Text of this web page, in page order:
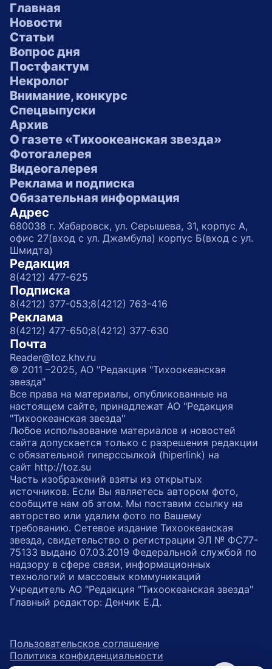
Главная
Новости
Статьи
Вопрос дня
Постфактум
Некролог
Внимание, конкурс
Спецвыпуски
Архив
О газете «Тихоокеанская звезда»
Фотогалерея
Видеогалерея
Реклама и подписка
Обязательная информация
Адрес
680038 г. Хабаровск, ул. Серышева, 31, корпус А,
офис 27(вход с ул. Джамбула) корпус Б(вход с ул.
Шмидта)
Редакция
8(4212) 477-625
Подписка
8(4212) 377-053;8(4212) 763-416
Реклама
8(4212) 477-650;8(4212) 377-630
Почта
Reader@toz.khv.ru
© 2011 –2025, АО "Редакция "Тихоокеанская
звезда"
Все права на материалы, опубликованные на
настоящем сайте, принадлежат АО "Редакция
"Тихоокеанская звезда"
Любое использование материалов и новостей
сайта допускается только с разрешения редакции
с обязательной гиперссылкой (hiperlink) на
сайт http://toz.su
Часть изображений взяты из открытых
источников. Если Вы являетесь автором фото,
сообщите нам об этом. Мы поставим ссылку на
авторство или удалим фото по Вашему
требованию. Сетевое издание Тихоокеанская
звезда, свидетельство о регистрации ЭЛ № ФС77-
75133 выдано 07.03.2019 Федеральной службой по
надзору в сфере связи, информационных
технологий и массовых коммуникаций
Учредитель АО "Редакция "Тихоокеанская звезда"
Главный редактор: Денчик Е.Д.
Пользовательское соглашение
Политика конфиденциальности